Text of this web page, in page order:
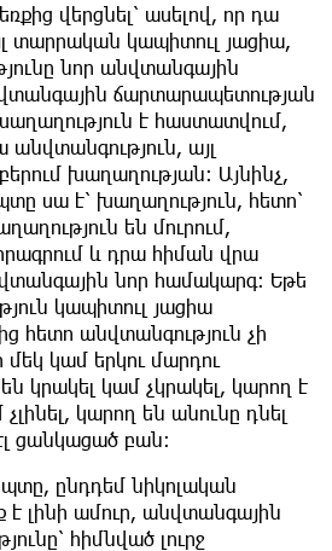
վերցնել՝ ասելով, որ դա
տարրական կապիտուլ յացիա,
նոր անվտանգային
ճարտարապետության
է հաստատվում,
այլ
խաղաղության։ Այնինչ,
սա է՝ խաղաղություն, հետո՝
են մուրում,
և դրա հիման վրա
նոր համակարգ։ Եթե
կապիտուլ յացիա
հետո անվտանգություն չի
մեկ կամ երկու մարդու
կրակել կամ չկրակել, կարող է
կարող են անունը դնել
ցանկացած բան։
ընդդեմ նիկոլական
լինի ամուր, անվտանգային
հիմնված լուրջ